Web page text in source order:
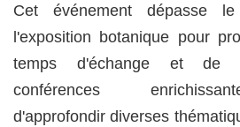
Cet événement dépasse
l'exposition botanique pour
temps d'échange et de
conférences
d'approfondir diverses